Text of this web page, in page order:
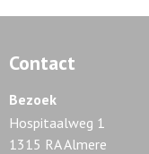
Contact
Bezoek
Hospitaalweg 1
1315 RA Almere